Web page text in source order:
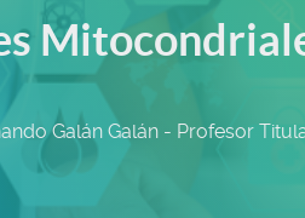
Galán Galán - Profesor